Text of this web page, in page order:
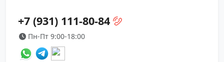
+7 (931) 111-80-84
Пн-Пт 9:00-18:00